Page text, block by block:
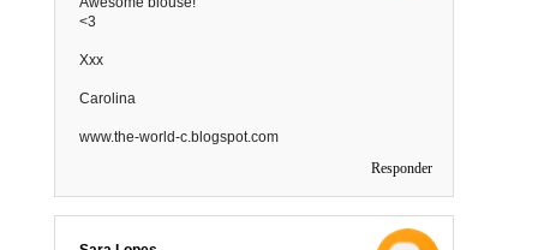
<3
Xxx
Carolina
www.the-world-c.blogspot.com
Responder